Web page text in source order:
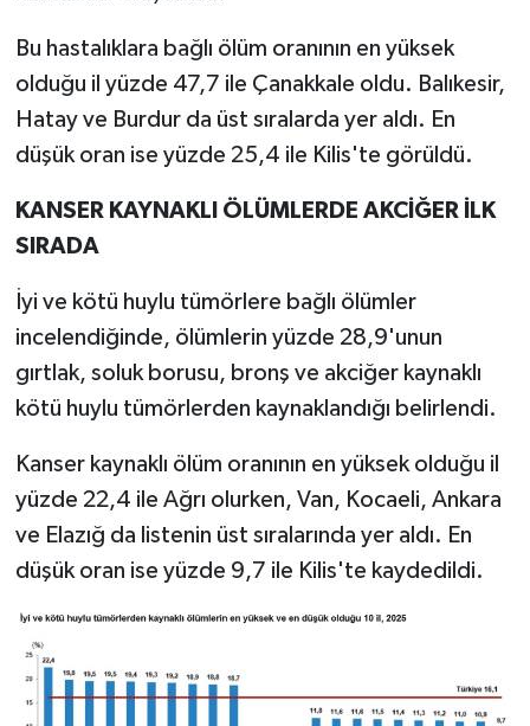
Bu hastalıklara bağlı ölüm oranının en yüksek
olduğu il yüzde 47,7 ile Çanakkale oldu. Balıkesir,
Hatay ve Burdur da üst sıralarda yer aldı. En
düşük oran ise yüzde 25,4 ile Kilis'te görüldü.
KANSER KAYNAKLI ÖLÜMLERDE AKCİĞER İLK
SIRADA
İyi ve kötü huylu tümörlere bağlı ölümler
incelendiğinde, ölümlerin yüzde 28,9'unun
gırtlak, soluk borusu, bronş ve akciğer kaynaklı
kötü huylu tümörlerden kaynaklandığı belirlendi.
Kanser kaynaklı ölüm oranının en yüksek olduğu il
yüzde 22,4 ile Ağrı olurken, Van, Kocaeli, Ankara
ve Elazığ da listenin üst sıralarında yer aldı. En
düşük oran ise yüzde 9,7 ile Kilis'te kaydedildi.